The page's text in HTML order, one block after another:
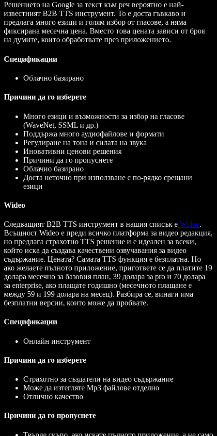
Решението на Google за текст към реч вероятно е най-
известният B2B TTS инструмент. То е доста гъвкаво и
предлага много езици и голям избор от гласове, а няма
фиксирана месечна цена. Вместо това цената зависи от броя
на думите, които обработвате през приложението.
Спецификации
Облачно базирано
Причини да го изберете
Много езици и възможности за избор на гласове
(WaveNet, SSML и др.)
Поддържа много аудиофайлове и формати
Регулиране на тона и силата на звука
Иновативни ценови решения
Причини да го пропуснете
Облачно базирано
Доста неточно при използване с по-рядко срещани
езици
Wideo
Следващият B2B TTS инструмент в нашия списък е Wideo.
Всъщност Wideo е преди всичко платформа за видео редакция,
но предлага страхотно TTS решение и е идеален за всеки,
който иска да създава качествени озвучавания за видео
съдържание. Цената? Самата TTS функция е безплатна. Но
ако желаете пълното приложение, пригответe се да платите 19
долара месечно за базовия план, 39 долара за pro и 70 долара
за enterprise, ако плащате годишно (месечното плащане е
между 59 и 199 долара на месец). Разбира се, винаги има
безплатни версии, които може да пробвате.
Спецификации
Онлайн инструмент
Причини да го изберете
Страхотно за създатели на видео съдържание
Може да изтегляте Mp3 файлове отделно
Отлично качество
Причини да го пропуснете